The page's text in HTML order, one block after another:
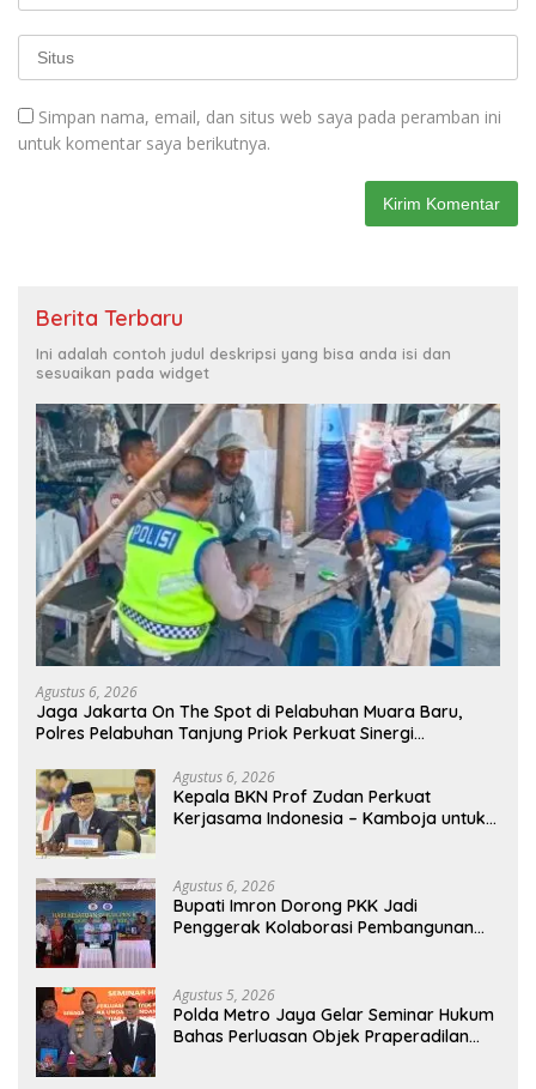
Simpan nama, email, dan situs web saya pada peramban ini
untuk komentar saya berikutnya.
Berita Terbaru
Ini adalah contoh judul deskripsi yang bisa anda isi dan
sesuaikan pada widget
Agustus 6, 2026
Jaga Jakarta On The Spot di Pelabuhan Muara Baru,
Polres Pelabuhan Tanjung Priok Perkuat Sinergi
Agustus 6, 2026
Kepala BKN Prof Zudan Perkuat
Kerjasama Indonesia – Kamboja untuk
Agustus 6, 2026
Bupati Imron Dorong PKK Jadi
Penggerak Kolaborasi Pembangunan
Agustus 5, 2026
Polda Metro Jaya Gelar Seminar Hukum
Bahas Perluasan Objek Praperadilan